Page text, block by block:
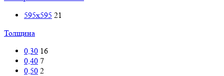
595x595 21
Толщина
0,30 16
0,40 7
0,50 2